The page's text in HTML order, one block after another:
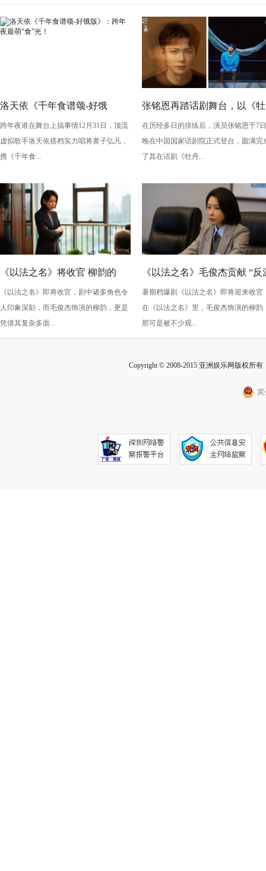
洛天依《千年食谱颂-好饿
版》：跨年夜最萌“食”光！
跨年夜谁在舞台上搞事情12月31日，顶流
虚拟歌手洛天依搭档实力唱将黄子弘凡，
携《千年食...
张铭恩再踏话剧舞台，以《牡
丹亭上三生路》续写古典深
情，全新演绎“柳梦梅”至情至
在历经多日的排练后，演员张铭恩于7日
晚在中国国家话剧院正式登台，圆满完
了其在话剧《牡丹...
《以法之名》将收官 柳韵的
“蠢” 让毛俊杰重回巅峰
《以法之名》即将收官，剧中诸多角色令
人印象深刻，而毛俊杰饰演的柳韵，更是
凭借其复杂多面...
《以法之名》毛俊杰贡献 “反
级” 演技？柳韵的 “蠢” 是表演
的胜利！
暑期档爆剧《以法之名》即将迎来收官
在《以法之名》里，毛俊杰饰演的柳韵
那可是被不少观...
Copyright © 2008-2015 亚洲娱乐网版权所
冀